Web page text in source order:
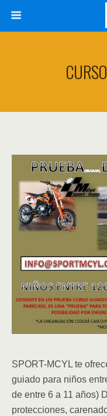
SPORT-MCYL te
guiado para niños
de entre 6 a 11 años)
protecciones,